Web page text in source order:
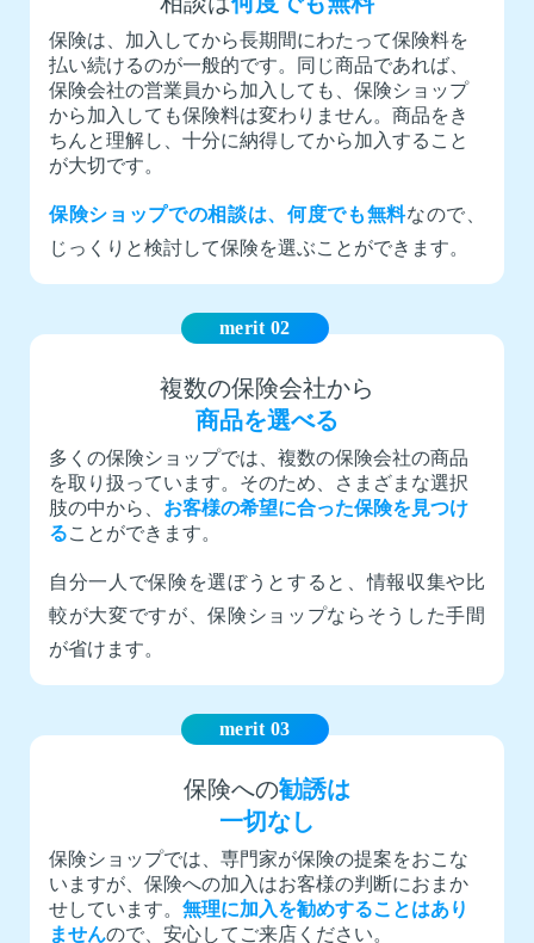
保険は、加入してから長期間にわたって保険料を
払い続けるのが一般的です。同じ商品であれば、
保険会社の営業員から加入しても、保険ショップ
から加入しても保険料は変わりません。商品をき
ちんと理解し、十分に納得してから加入すること
が大切です。
保険ショップでの相談は、何度でも無料なので、
じっくりと検討して保険を選ぶことができます。
merit 02
複数の保険会社から
商品を選べる
多くの保険ショップでは、複数の保険会社の商品
を取り扱っています。そのため、さまざまな選択
肢の中から、 お客様の希望に合った保険を見つけ
ることができます。
自分一人で保険を選ぼうとすると、情報収集や比
較が大変ですが、保険ショップならそうした手間
が省けます。
merit 03
保険への勧誘は
一切なし
保険ショップでは、専門家が保険の提案をおこな
いますが、保険への加入はお客様の判断におまか
せしています。 無理に加入を勧めすることはあり
ませんので、安心してご来店ください。